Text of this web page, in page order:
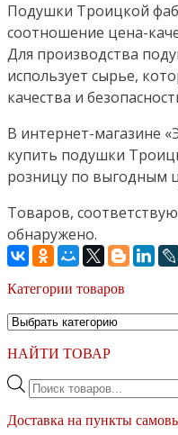
Подушки Троицкой
соотношение цена-
Для производства
использует сырье,
качества и
В интернет-магазине
купить подушки
розницу по выгодным
Товаров,
обнаружено.
Категории товаров
НАЙТИ ТОВАР
Поиск
Доставка на пункты